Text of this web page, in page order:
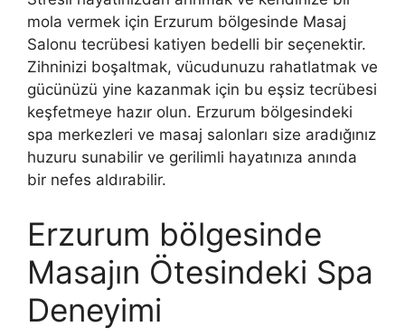
mola vermek için Erzurum bölgesinde Masaj
Salonu tecrübesi katiyen bedelli bir seçenektir.
Zihninizi boşaltmak, vücudunuzu rahatlatmak ve
gücünüzü yine kazanmak için bu eşsiz tecrübesi
keşfetmeye hazır olun. Erzurum bölgesindeki
spa merkezleri ve masaj salonları size aradığınız
huzuru sunabilir ve gerilimli hayatınıza anında
bir nefes aldırabilir.
Erzurum bölgesinde
Masajın Ötesindeki Spa
Deneyimi